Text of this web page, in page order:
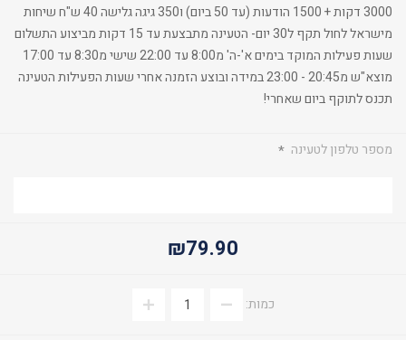
3000 דקות + 1500 הודעות (עד 50 ביום) ו350 גיגה גלישה 40 ש"ח שיחות
מישראל לחול תקף ל30 יום- הטעינה מתבצעת עד 15 דקות מביצוע התשלום
שעות פעילות המוקד בימים א'-ה' מ8:00 עד 22:00 שישי מ8:30 עד 17:00
מוצא"ש מ20:45 - 23:00 במידה ובוצע הזמנה אחרי שעות הפעילות הטעינה
תכנס לתוקף ביום שאחרי!
מספר טלפון לטעינה *
₪79.90
כמות: